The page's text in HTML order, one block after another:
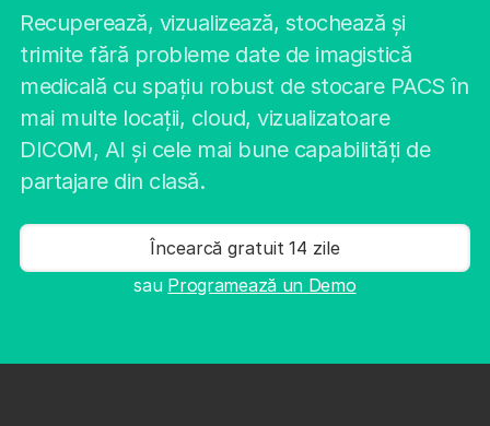
Recuperează, vizualizează, stochează și
trimite fără probleme date de imagistică
medicală cu spațiu robust de stocare PACS în
mai multe locații, cloud, vizualizatoare
DICOM, AI și cele mai bune capabilități de
partajare din clasă.
Încearcă gratuit 14 zile
sau Programează un Demo